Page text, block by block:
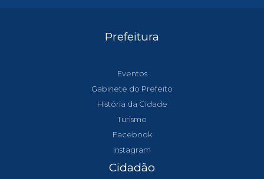
Prefeitura
Eventos
Gabinete do Prefeito
História da Cidade
Turismo
Facebook
Instagram
Cidadão